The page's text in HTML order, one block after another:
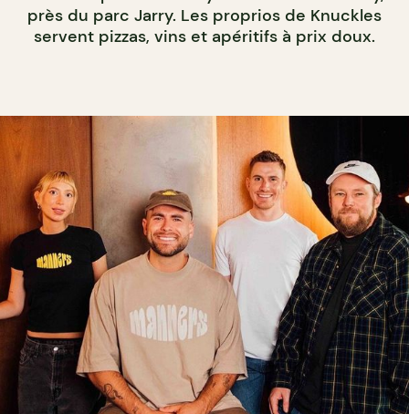
près du parc Jarry. Les proprios de Knuckles
servent pizzas, vins et apéritifs à prix doux.